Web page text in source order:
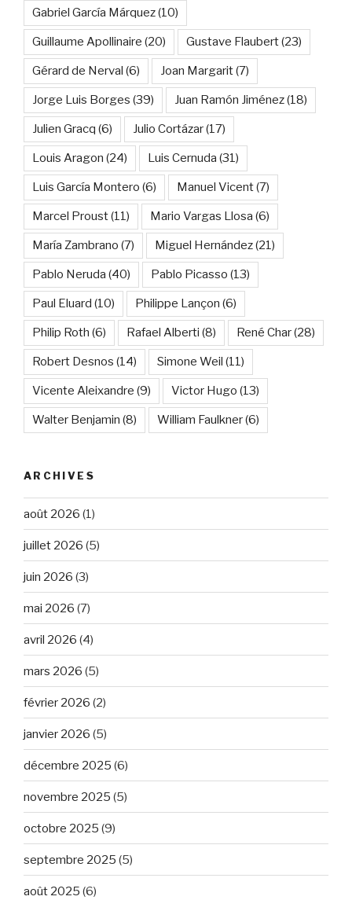
Gabriel García Márquez(10)
Guillaume Apollinaire (20) Gustave Flaubert(23)
Gérard de Nerval (6) Joan Margarit(7)
Jorge Luis Borges (39) Juan Ramón Jiménez(18)
Julien Gracq (6) Julio Cortázar(17)
Louis Aragon (24) Luis Cernuda (31)
Luis García Montero (6) Manuel Vicent(7)
Marcel Proust(11) Mario Vargas Llosa (6)
María Zambrano (7) Miguel Hernández(21)
Pablo Neruda (40) Pablo Picasso (13)
Paul Eluard (10) Philippe Lançon (6)
Philip Roth (6) Rafael Alberti (8) René Char(28)
Robert Desnos (14) Simone Weil (11)
Vicente Aleixandre (9) Victor Hugo (13)
Walter Benjamin (8) William Faulkner(6)
ARCHIVES
août 2026 (1)
juillet 2026 (5)
juin 2026 (3)
mai 2026 (7)
avril 2026 (4)
mars 2026 (5)
février 2026 (2)
janvier 2026 (5)
décembre 2025 (6)
novembre 2025 (5)
octobre 2025 (9)
septembre 2025 (5)
août 2025 (6)